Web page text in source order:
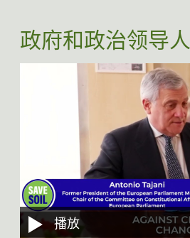
政府和政治领导人
播放